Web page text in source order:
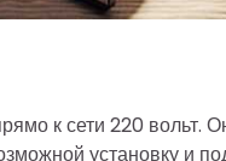
к сети 220 вольт.
установку и